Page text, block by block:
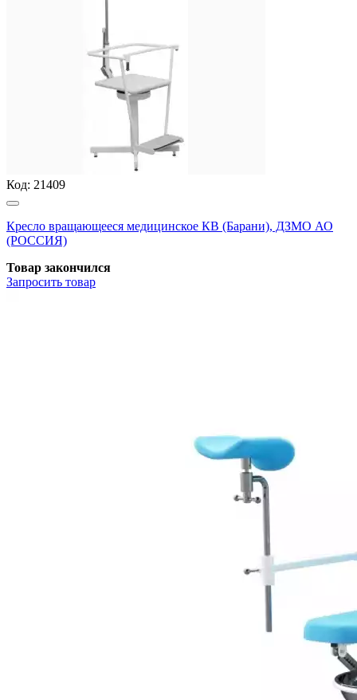
Код: 21409
Кресло вращающееся медицинское КВ (Барани), ДЗМО АО
(РОССИЯ)
Товар закончился
Запросить товар